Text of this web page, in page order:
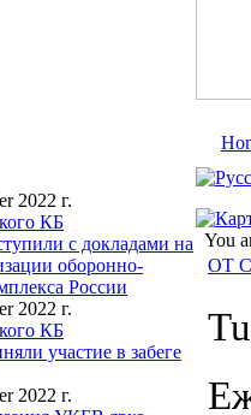
2022 г.
КБ
с докладами на
оборонно-
России
2022 г.
КБ
участие в забеге
2022 г.
You
ОТ